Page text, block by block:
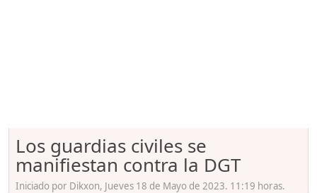
Los guardias civiles se
manifiestan contra la DGT
Iniciado por Dikxon, Jueves 18 de Mayo de 2023. 11:19 horas.